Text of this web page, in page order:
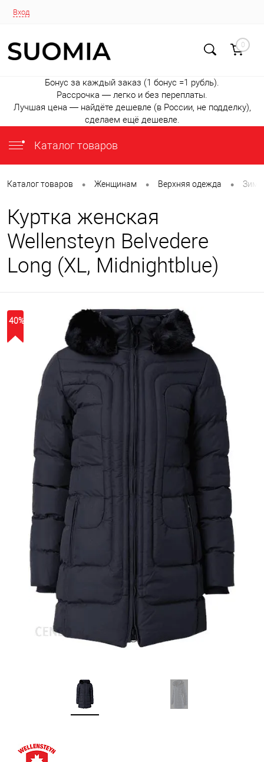
Вход
0
Бонус за каждый заказ (1 бонус =1 рубль).
Рассрочка — легко и без переплаты.
Лучшая цена — найдёте дешевле (в России, не подделку),
сделаем ещё дешевле.
Каталог товаров
Каталог товаров • Женщинам • Верхняя одежда •
Куртка женская
Wellensteyn Belvedere
Long (XL, Midnightblue)
40%